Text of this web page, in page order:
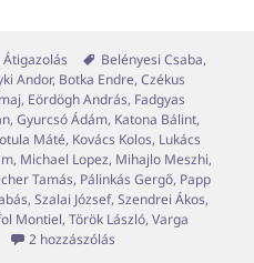
Kategória
Átigazolás Címke
Belényesi Csaba,
Andor, Botka Endre,Czékus
, Eördögh András, Fadgyas
,Gyurcsó Ádám, Katona Bálint,
Máté, Kovács Kolos, Lukács
, Michael Lopez, Mihajlo Meszhi,
Tamás, Pálinkás Gergő, Papp
,Szalai József,Szendrei Ákos,
Montiel,Török László,Varga
2 hozzászólás